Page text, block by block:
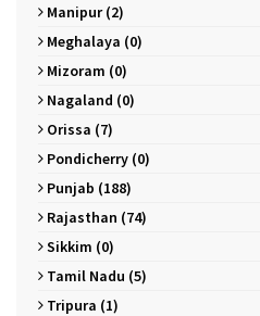
Manipur (2)
Meghalaya (0)
Mizoram (0)
Nagaland (0)
Orissa (7)
Pondicherry (0)
Punjab (188)
Rajasthan (74)
Sikkim (0)
Tamil Nadu (5)
Tripura (1)